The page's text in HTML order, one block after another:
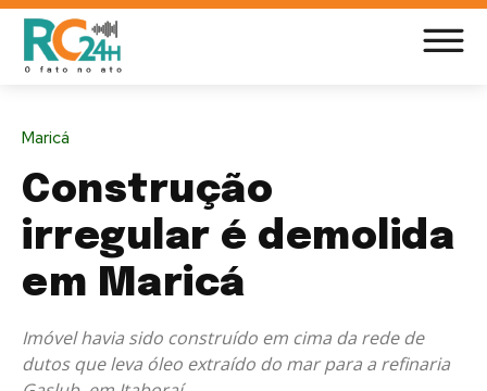
Maricá
Construção
irregular é demolida
em Maricá
Imóvel havia sido construído em cima da rede de
dutos que leva óleo extraído do mar para a refinaria